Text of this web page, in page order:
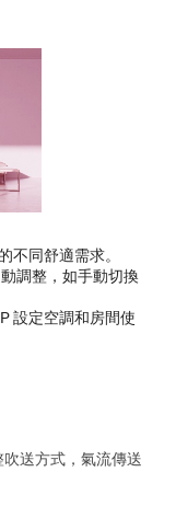
不同舒適需求。
調整，如手動切換
設定空調和房間使
送方式，氣流傳送